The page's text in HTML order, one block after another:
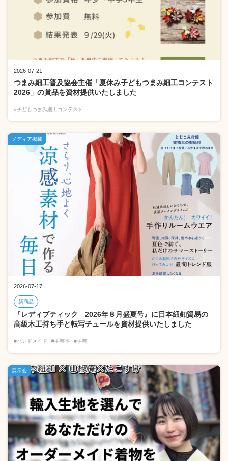
2026-07-21
つまみ細工普及協会主催「夏休み子どもつまみ細工コンテスト
2026」の賞品を資材提供いたしました
#子どもつまみ細工コンテスト
2026-07-17
新商品
『レディブティック 2026年８月盛夏号』に日本紐釦貿易の
高級木工持ち手と転写チュールを資材提供いたしました
#ハンドメイド #手芸本 #手芸
メディア掲載
展示会